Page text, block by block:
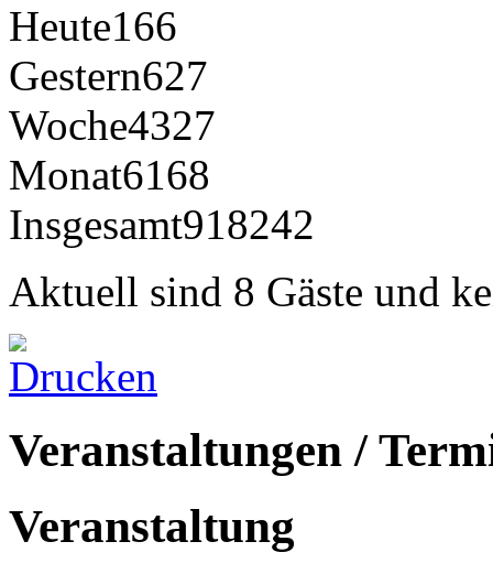
Heute166
Gestern627
Woche4327
Monat6168
Insgesamt918242
Aktuell sind 8 Gäste und
Veranstaltungen /
Veranstaltung